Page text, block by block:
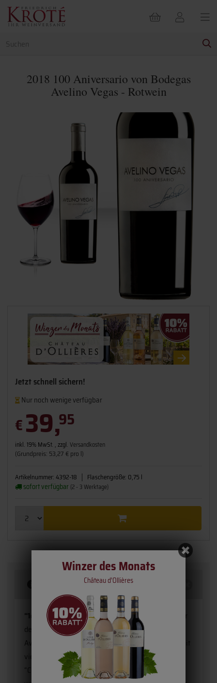
Winzer des Monats
Château d'Ollières
2018 100 Aniversario von Bodegas
Avelino Vegas - Rotwein
Jetzt schnell sichern!
Nur noch wenige verfügbar
€39,95
inkl. 19% MwSt. , zzgl. Versandkosten
(Grundpreis: 53,27 € pro l)
Artikelnummer:4392-18 Flaschengröße: 0,75 l
sofort verfügbar (2 - 3 Werktage)
Beschreibung
“1oo Aniversario”ist eine Hommage an den Gründer
der Bodego anlässlich seines 100. Geburtstags.
Avelino Vegas war eine besondere Persönlichkeit mit
viel Humor und menschlicher Wärme. Die Skulptur
“Corazón en boca” des Künstlers Cristobal Gabarrón